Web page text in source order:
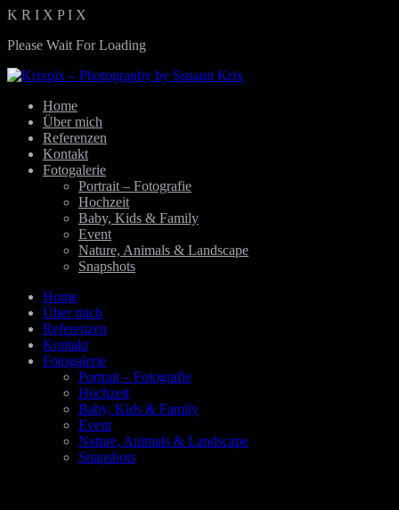
K R I X PI X
Please Wait For Loading
Home
Über mich
Referenzen
Kontakt
Fotogalerie
Portrait – Fotografie
Hochzeit
Baby, Kids & Family
Event
Nature, Animals & Landscape
Snapshots
Home
Über mich
Referenzen
Kontakt
Fotogalerie
Portrait – Fotografie
Hochzeit
Baby, Kids & Family
Event
Nature, Animals & Landscape
Snapshots